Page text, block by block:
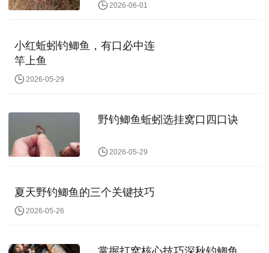
2026-06-01
小红蚯蚓钓鲫鱼，有口必中连
竿上鱼
2026-05-29
野钓鲫鱼蚯蚓选挂窝口四口诀
2026-05-29
夏天野钓鲫鱼的三个关键技巧
2026-05-26